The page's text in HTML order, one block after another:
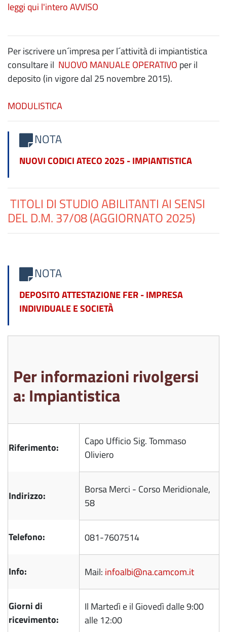
leggi qui l'intero AVVISO
Per iscrivere un´impresa per l´attività di impiantistica
consultare il NUOVO MANUALE OPERATIVO per il
deposito (in vigore dal 25 novembre 2015).
MODULISTICA
NOTA
NUOVI CODICI ATECO 2025 - IMPIANTISTICA
TITOLI DI STUDIO ABILITANTI AI SENSI
DEL D.M. 37/08 (AGGIORNATO 2025)
NOTA
DEPOSITO ATTESTAZIONE FER - IMPRESA
INDIVIDUALE E SOCIETÀ
Per informazioni rivolgersi
a: Impiantistica
Riferimento:
Capo Ufficio Sig. Tommaso
Oliviero
Indirizzo:
Borsa Merci - Corso Meridionale,
58
Telefono: 081-7607514
Info: Mail: infoalbi@na.camcom.it
Giorni di
ricevimento:
Il Martedì e il Giovedì dalle 9:00
alle 12:00